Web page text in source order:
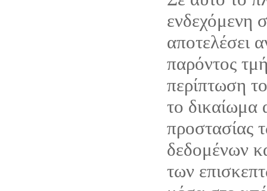
ενδεχόμενη
αποτελέσει
παρόντος
περίπτωση
το δικαίωμα
προστασίας
δεδομένων
των